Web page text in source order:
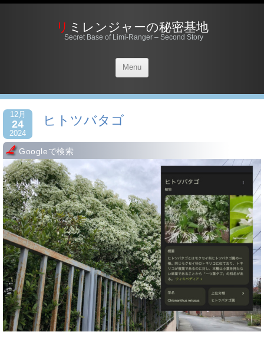
リミレンジャーの秘密基地
Secret Base of Limi-Ranger – Second Story
Menu
12月
24
2024
ヒトツバタゴ
Googleで検索